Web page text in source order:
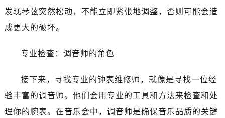
发现琴弦突然松动，不能立即紧张地调整，否则可能会造
成更大的破坏。
专业检查：调音师的角色
接下来，寻找专业的钟表维修师，就像是寻找一位经
验丰富的调音师。他们会用专业的工具和方法来检查和处
理你的腕表。在音乐会中，调音师是确保音乐品质的关键